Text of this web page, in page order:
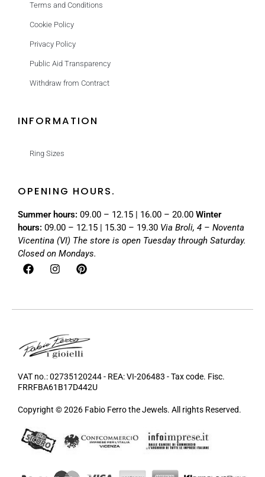
Terms and Conditions
Cookie Policy
Privacy Policy
Public Aid Transparency
Withdraw from Contract
INFORMATION
Ring Sizes
OPENING HOURS.
Summer hours: 09.00 – 12.15 | 16.00 – 20.00 Winter
hours: 09.00 – 12.15 | 15.30 – 19.30 Via Broli, 4 – Noventa
Vicentina (VI) The store is open Tuesday through Saturday.
Closed on Mondays.
VAT no.: 02735120244 - REA: VI-206483 - Tax code. Fisc.
FRRFBA61B17D442U
Copyright © 2026 Fabio Ferro the Jewels. All rights Reserved.